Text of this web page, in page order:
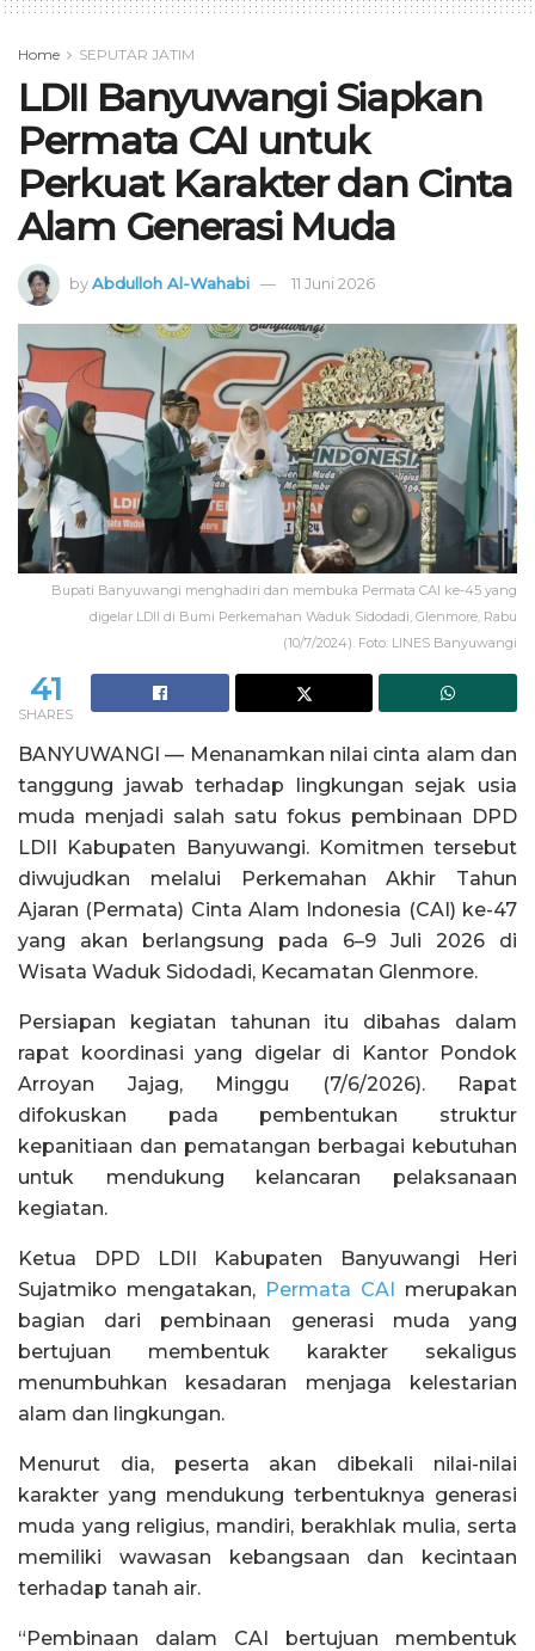
Home SEPUTAR JATIM
LDII Banyuwangi Siapkan
Permata CAI untuk
Perkuat Karakter dan Cinta
Alam Generasi Muda
byAbdulloh Al-Wahabi 11 Juni 2026
Bupati Banyuwangi menghadiri dan membuka Permata CAI ke-45 yang
digelar LDII di Bumi Perkemahan Waduk Sidodadi, Glenmore, Rabu
(10/7/2024). Foto: LINES Banyuwangi
41
SHARES
BANYUWANGI — Menanamkan nilai cinta alam dan
tanggung jawab terhadap lingkungan sejak usia
muda menjadi salah satu fokus pembinaan DPD
LDII Kabupaten Banyuwangi. Komitmen tersebut
diwujudkan melalui Perkemahan Akhir Tahun
Ajaran (Permata) Cinta Alam Indonesia (CAI) ke-47
yang akan berlangsung pada 6–9 Juli 2026 di
Wisata Waduk Sidodadi, Kecamatan Glenmore.
Persiapan kegiatan tahunan itu dibahas dalam
rapat koordinasi yang digelar di Kantor Pondok
Arroyan Jajag, Minggu (7/6/2026). Rapat
difokuskan pada pembentukan struktur
kepanitiaan dan pematangan berbagai kebutuhan
untuk mendukung kelancaran pelaksanaan
kegiatan.
Ketua DPD LDII Kabupaten Banyuwangi Heri
Sujatmiko mengatakan, Permata CAI merupakan
bagian dari pembinaan generasi muda yang
bertujuan membentuk karakter sekaligus
menumbuhkan kesadaran menjaga kelestarian
alam dan lingkungan.
Menurut dia, peserta akan dibekali nilai-nilai
karakter yang mendukung terbentuknya generasi
muda yang religius, mandiri, berakhlak mulia, serta
memiliki wawasan kebangsaan dan kecintaan
terhadap tanah air.
“Pembinaan dalam CAI bertujuan membentuk